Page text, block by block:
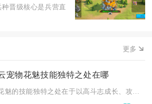
种晋级核心是兵营直接晋升、前置解锁高阶兵
更多
宠物花魅技能独特之处在哪